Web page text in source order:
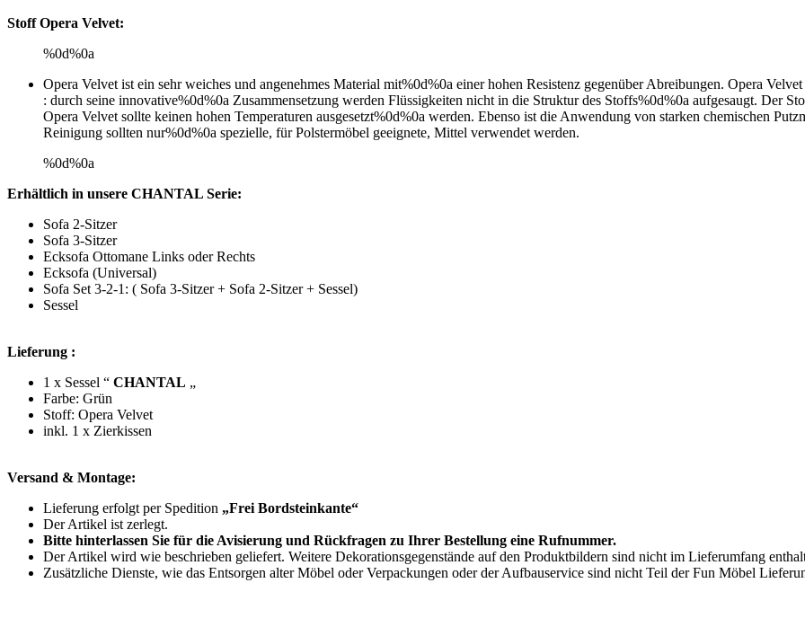
Stoff Opera Velvet:
%0d%0a
Opera Velvet ist ein sehr weiches und angenehmes Material mit%0d%0a einer hohen Resistenz gegenüber Abreibungen. Opera
: durch seine innovative%0d%0a Zusammensetzung werden Flüssigkeiten nicht in die Struktur des Stoffs%0d%0a aufgesaugt. Der
Opera Velvet sollte keinen hohen Temperaturen ausgesetzt%0d%0a werden. Ebenso ist die Anwendung von starken chemischen
Reinigung sollten nur%0d%0a spezielle, für Polstermöbel geeignete, Mittel verwendet werden.
%0d%0a
Erhältlich in unsere CHANTAL Serie:
Sofa 2-Sitzer
Sofa 3-Sitzer
Ecksofa Ottomane Links oder Rechts
Ecksofa (Universal)
Sofa Set 3-2-1: ( Sofa 3-Sitzer + Sofa 2-Sitzer + Sessel)
Sessel
Lieferung :
1 x Sessel “ CHANTAL „
Farbe: Grün
Stoff: Opera Velvet
inkl. 1 x Zierkissen
Versand & Montage:
Lieferung erfolgt per Spedition „Frei Bordsteinkante“
Der Artikel ist zerlegt.
Bitte hinterlassen Sie für die Avisierung und Rückfragen zu Ihrer Bestellung eine Rufnummer.
Der Artikel wird wie beschrieben geliefert. Weitere Dekorationsgegenstände auf den Produktbildern sind nicht im Lieferumfang
Zusätzliche Dienste, wie das Entsorgen alter Möbel oder Verpackungen oder der Aufbauservice sind nicht Teil der Fun Möbel